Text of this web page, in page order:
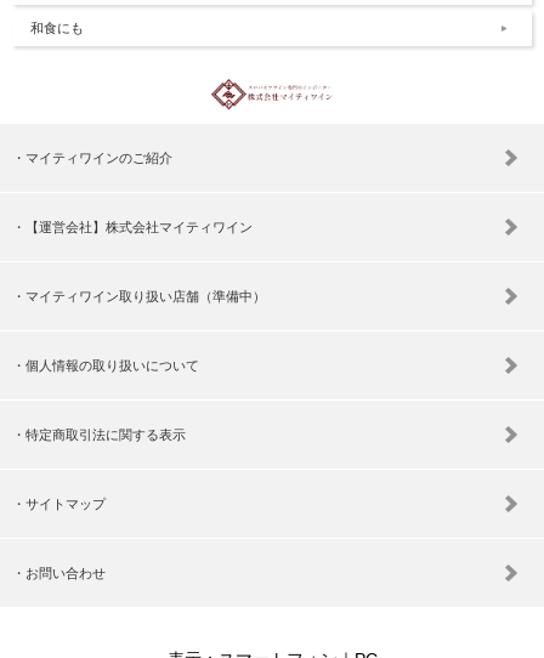
和食にも
マイティワインのご紹介
【運営会社】株式会社マイティワイン
マイティワイン取り扱い店舗（準備中）
個人情報の取り扱いについて
特定商取引法に関する表示
サイトマップ
お問い合わせ